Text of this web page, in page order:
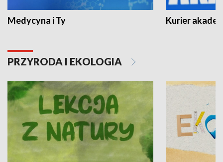
Medycyna i Ty Kurier
PRZYRODA I EKOLOGIA